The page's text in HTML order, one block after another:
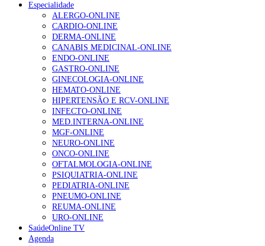
Enfermagem Forense. “Da urgência ao tribunal, cada
gesto conta e cada profissional faz a diferença”
203 visualizações
1.º Episódio do Podcast “Frequência Cardio – Sintoniza-
te na Insuficiência Cardíaca” da Bayer
169 visualizações
Alguns milhares de utentes podem ficar sem médico de
família com nova regras do registo, alerta associação
132 visualizações
“Os programas de rastreio do cancro do pulmão são
custo-efetivos e representam um investimento
sustentável para os sistemas de saúde”
93 visualizações
Especialidade
ALERGO-ONLINE
CARDIO-ONLINE
DERMA-ONLINE
CANABIS MEDICINAL-ONLINE
ENDO-ONLINE
GASTRO-ONLINE
GINECOLOGIA-ONLINE
HEMATO-ONLINE
HIPERTENSÃO E RCV-ONLINE
INFECTO-ONLINE
MED.INTERNA-ONLINE
MGF-ONLINE
NEURO-ONLINE
ONCO-ONLINE
OFTALMOLOGIA-ONLINE
PSIQUIATRIA-ONLINE
PEDIATRIA-ONLINE
PNEUMO-ONLINE
REUMA-ONLINE
URO-ONLINE
SaúdeOnline TV
Agenda